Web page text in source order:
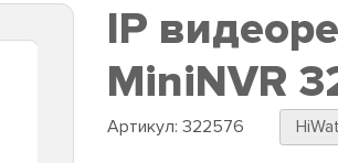
IP
MiniNVR
Артикул: 322576